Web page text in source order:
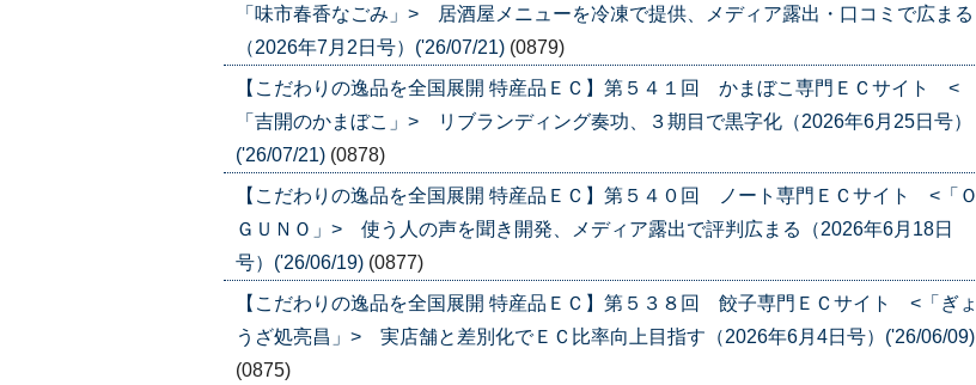
「味市春香なごみ」> 居酒屋メニューを冷凍で提供、メディア露出・口コミで広まる
（2026年7月2日号）('26/07/21) (0879)
【こだわりの逸品を全国展開 特産品ＥＣ】第５４１回 かまぼこ専門ＥＣサイト <
「吉開のかまぼこ」> リブランディング奏功、３期目で黒字化（2026年6月25日号）
('26/07/21) (0878)
【こだわりの逸品を全国展開 特産品ＥＣ】第５４０回 ノート専門ＥＣサイト <「Ｏ
ＧＵＮＯ」> 使う人の声を聞き開発、メディア露出で評判広まる（2026年6月18日
号）('26/06/19) (0877)
【こだわりの逸品を全国展開 特産品ＥＣ】第５３８回 餃子専門ＥＣサイト <「ぎょ
うざ処亮昌」> 実店舗と差別化でＥＣ比率向上目指す（2026年6月4日号）('26/06/09)
(0875)